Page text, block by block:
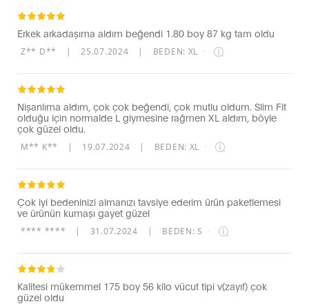
Erkek arkadaşıma aldım beğendi 1.80 boy 87 kg tam oldu
Z** D** | 25.07.2024 | BEDEN: XL ·
Nişanlıma aldım, çok çok beğendi, çok mutlu oldum. Slim Fit
olduğu için normalde L giymesine rağmen XL aldım, böyle
çok güzel oldu.
M** K** | 19.07.2024 | BEDEN: XL ·
Çok iyi bedeninizi almanızı tavsiye ederim ürün paketlemesi
ve ürünün kumaşı gayet güzel
**** **** | 31.07.2024 | BEDEN: S ·
Kalitesi mükemmel 175 boy 56 kilo vücut tipi v(zayıf) çok
güzel oldu